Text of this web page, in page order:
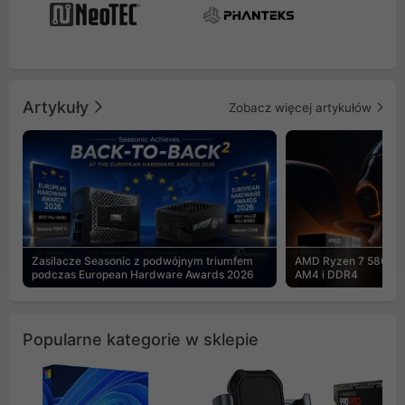
Artykuły Zobacz więcej artykułów
Zasilacze Seasonic z podwójnym triumfem
podczas European Hardware Awards 2026
AMD Ryzen 7
AM4 i DDR4
Popularne kategorie w sklepie